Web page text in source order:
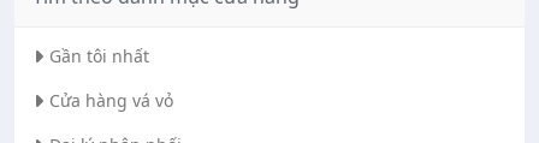
Gần tôi nhất
Cửa hàng vá vỏ